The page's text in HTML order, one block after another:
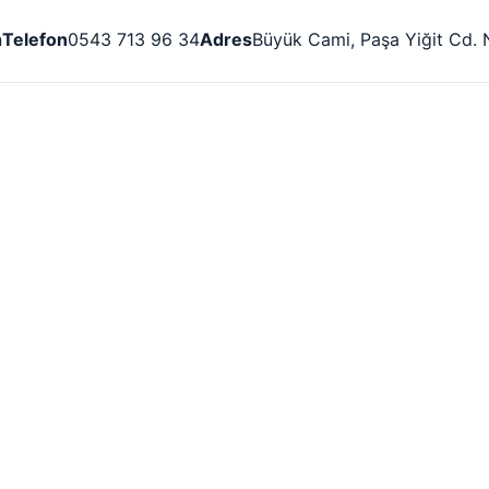
Telefon0543 713 96 34AdresBüyük Cami, Paşa Yiğit Cd.